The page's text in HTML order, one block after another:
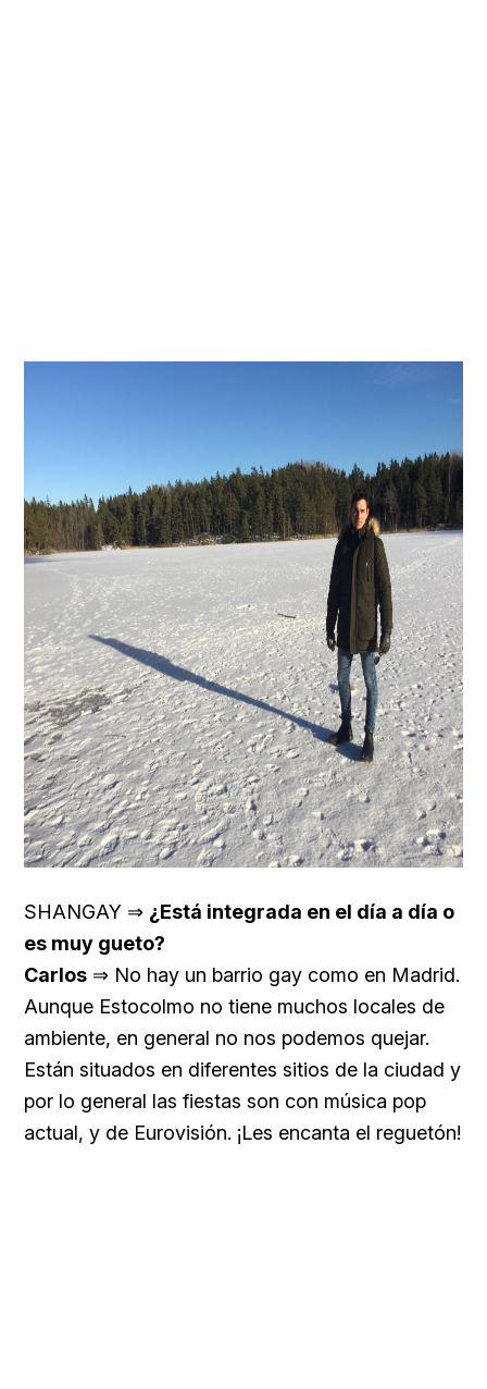
SHANGAY ⇒ ¿Está integrada en el día a día o
es muy gueto?
Carlos ⇒ No hay un barrio gay como en Madrid.
Aunque Estocolmo no tiene muchos locales de
ambiente, en general no nos podemos quejar.
Están situados en diferentes sitios de la ciudad y
por lo general las fiestas son con música pop
actual, y de Eurovisión. ¡Les encanta el reguetón!